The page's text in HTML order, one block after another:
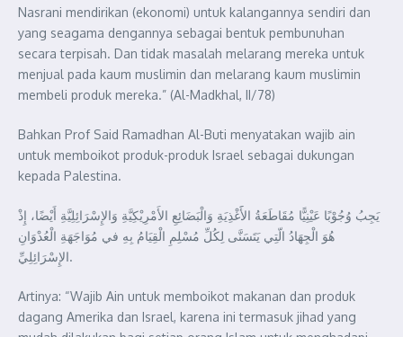
Nasrani mendirikan (ekonomi) untuk kalangannya sendiri dan
yang seagama dengannya sebagai bentuk pembunuhan
secara terpisah. Dan tidak masalah melarang mereka untuk
menjual pada kaum muslimin dan melarang kaum muslimin
membeli produk mereka.” (Al-Madkhal, II/78)
Bahkan Prof Said Ramadhan Al-Buti menyatakan wajib ain
untuk memboikot produk-produk Israel sebagai dukungan
kepada Palestina.
يَجِبُ وُجُوْبًا عَيْنِيًّا مُقَاطَعَةُ الأََغْذِيَةِ وَالْبَضَائِعِ الأَمْرِيْكِيَّةِ وَالإِسْرَائِلِيَّةِ أَيْضًا، إِذْ
هُوَ الْجِهَادُ الّتِي يَتَسَنَّى لِكُلِّ مُسْلِمِ الْقِيَامُ بِهِ في مُوَاجَهَةِ الْعُدْوَانِ
الإِسْرَائِلِيِّ.
Artinya: “Wajib Ain untuk memboikot makanan dan produk
dagang Amerika dan Israel, karena ini termasuk jihad yang